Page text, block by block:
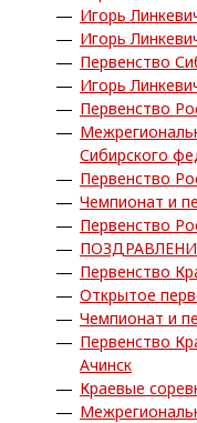
Игорь
Игорь
Первенство
Игорь
Первенство
Сибирского
Первенство
Чемпионат и
Первенство
Первенство
Открытое
Чемпионат и
Первенство
Ачинск
Краевые